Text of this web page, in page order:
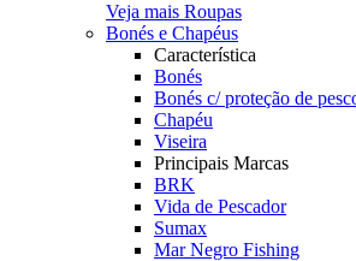
Veja mais Roupas
Bonés e Chapéus
Característica
Bonés
Bonés c/ proteção de
Chapéu
Viseira
Principais Marcas
BRK
Vida de Pescador
Sumax
Mar Negro Fishing